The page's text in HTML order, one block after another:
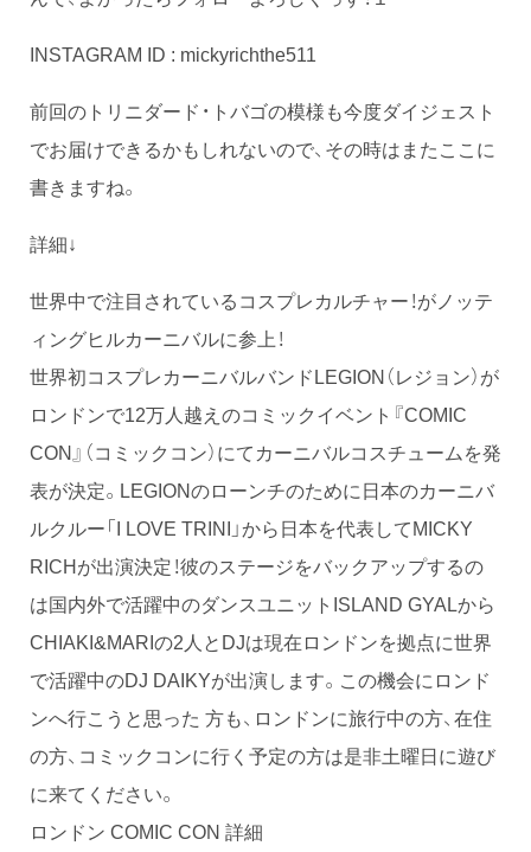
INSTAGRAM ID : mickyrichthe511
前回のトリニダード・トバゴの模様も今度ダイジェスト
でお届けできるかもしれないので、その時はまたここに
書きますね。
詳細↓
世界中で注目されているコスプレカルチャー！がノッテ
ィングヒルカーニバルに参上！
世界初コスプレカーニバルバンドLEGION（レジョン）が
ロンドンで12万人越えのコミックイベント『COMIC
CON』（コミックコン）にてカーニバルコスチュームを発
表が決定。LEGIONのローンチのために日本のカーニバ
ルクルー「I LOVE TRINI」から日本を代表してMICKY
RICHが出演決定！彼のステージをバックアップするの
は国内外で活躍中のダンスユニットISLAND GYALから
CHIAKI&MARIの2人とDJは現在ロンドンを拠点に世界
で活躍中のDJ DAIKYが出演します。この機会にロンド
ンへ行こうと思った方も、ロンドンに旅行中の方、在住
の方、コミックコンに行く予定の方は是非土曜日に遊び
に来てください。
ロンドン COMIC CON 詳細